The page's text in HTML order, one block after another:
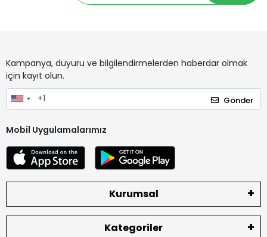
Kampanya, duyuru ve bilgilendirmelerden haberdar olmak
için kayıt olun.
Gönder
Mobil Uygulamalarımız
Kurumsal
Kategoriler